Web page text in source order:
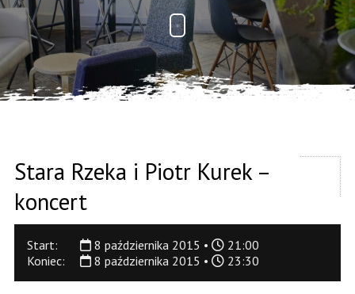
Stara Rzeka i Piotr Kurek –
koncert
Start: 8 października 2015 •
21:00
Koniec:
8 października 2015 • 23:30